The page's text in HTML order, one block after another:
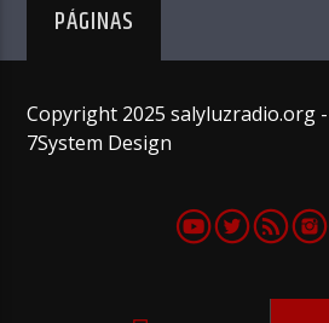
PÁGINAS
Copyright 2025 salyluzradio.org
7System Design